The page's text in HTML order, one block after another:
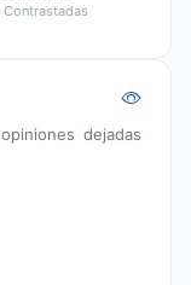
dejadas